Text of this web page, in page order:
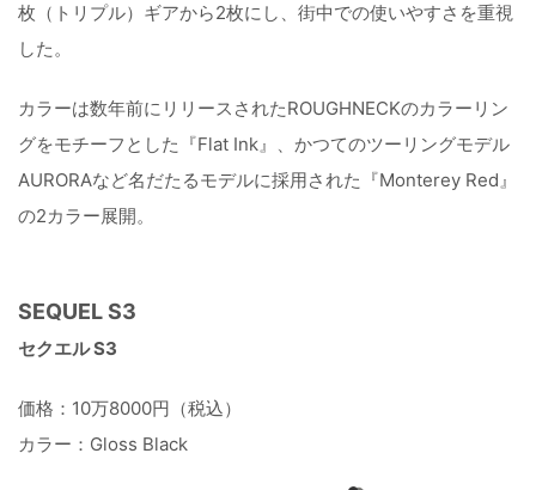
枚（トリプル）ギアから2枚にし、街中での使いやすさを重視
した。
カラーは数年前にリリースされたROUGHNECKのカラーリン
グをモチーフとした『Flat Ink』、かつてのツーリングモデル
AURORAなど名だたるモデルに採用された『Monterey Red』
の2カラー展開。
SEQUEL S3
セクエル S3
価格：10万8000円（税込）
カラー：Gloss Black